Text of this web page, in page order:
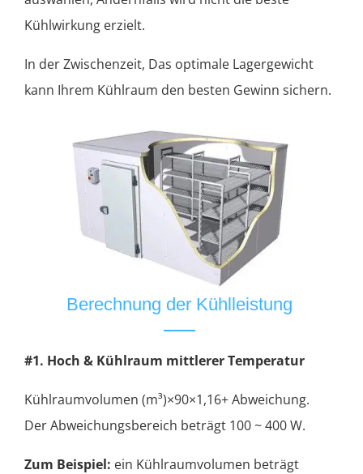
Kühlwirkung erzielt.
In der Zwischenzeit, Das optimale Lagergewicht
kann Ihrem Kühlraum den besten Gewinn sichern.
Berechnung der Kühlleistung
#1. Hoch & Kühlraum mittlerer Temperatur
Kühlraumvolumen (m³)×90×1,16+ Abweichung.
Der Abweichungsbereich beträgt 100 ~ 400 W.
Zum Beispiel: ein Kühlraumvolumen beträgt